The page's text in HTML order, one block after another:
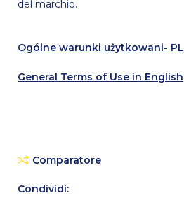
del marchio.
Ogólne warunki użytkowani- PL
General Terms of Use in English
Comparatore
Condividi: